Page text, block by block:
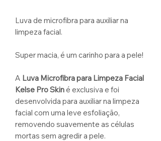
Luva de microfibra para auxiliar na
limpeza facial.
Super macia, é um carinho para a pele!
A Luva Microfibra para Limpeza Facial
Kelse Pro Skiné exclusiva e foi
desenvolvida para auxiliar na limpeza
facial com uma leve esfoliação,
removendo suavemente as células
mortas sem agredir a pele.